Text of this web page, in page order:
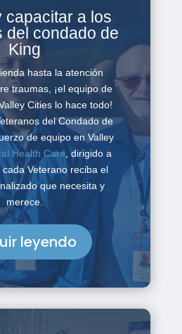
capacitar a los
del condado de
King
hasta la atención
traumas, ¡el equipo de
Cities lo hace todo!
del Condado de
de equipo enValley
Health Care, dirigido a
Veterano reciba el
que necesita y
merece.
leyendo